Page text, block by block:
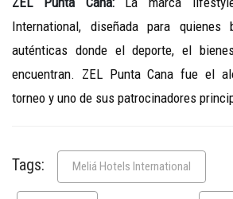
International, diseñada para quienes
auténticas donde el deporte, el
encuentran. ZEL Punta Cana fue el
torneo y uno de sus patrocinadores
Tags: Meliá Hotels International